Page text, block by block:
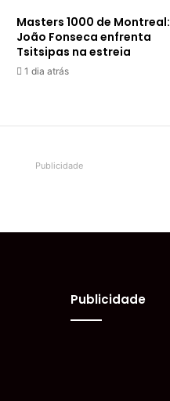
Masters 1000 de Montreal:
João Fonseca enfrenta
Tsitsipas na estreia
1 dia atrás
Publicidade
Publicidade